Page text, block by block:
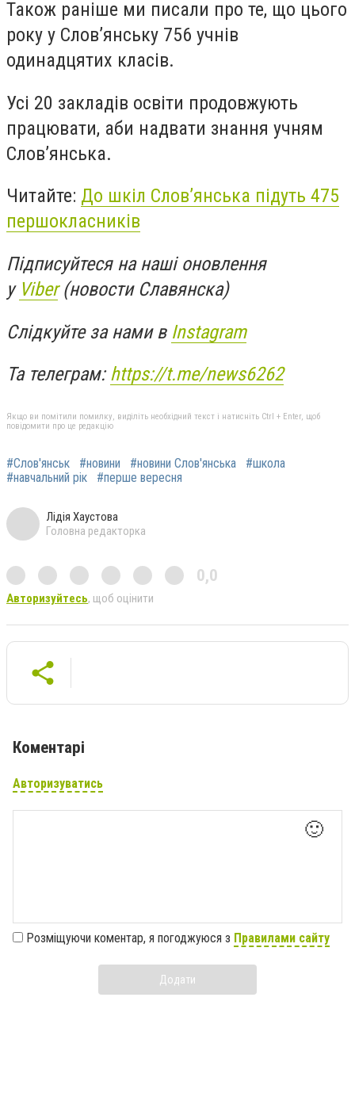
Також раніше ми писали про те, що цього
року у Слов’янську 756 учнів
одинадцятих класів.
Усі 20 закладів освіти продовжують
працювати, аби надвати знання учням
Слов’янська.
Читайте: До шкіл Слов’янська підуть 475
першокласників
Підписуйтеся на наші оновлення
у Viber(новости Славянска)
Слідкуйте за нами в Instagram
Та телеграм:https://t.me/news6262
Якщо ви помітили помилку, виділіть необхідний текст і натисніть Ctrl + Enter, щоб
повідомити про це редакцію
#Слов'янськ #новини #новини Слов'янська
#школа
#навчальний рік
#перше вересня
Лідія Хаустова
Головна редакторка
0,0
Авторизуйтесь, щоб оцінити
Коментарі
Авторизуватись
🙂
Розміщуючи коментар, я погоджуюся з Правилами сайту
Додати